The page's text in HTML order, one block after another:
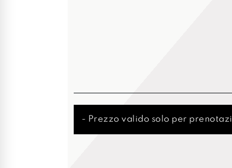
- Prezzo valido solo per